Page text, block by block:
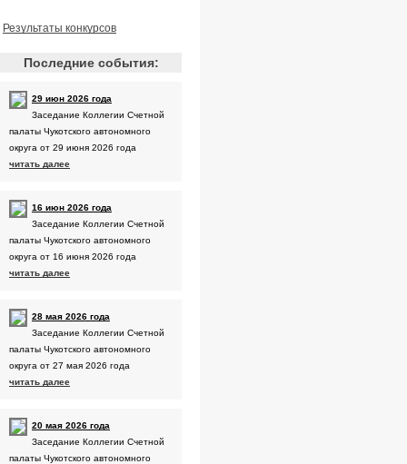
Результаты конкурсов
Последние события:
29 июн 2026 года
Заседание Коллегии Счетной
палаты Чукотского автономного
округа от 29 июня 2026 года
читать далее
16 июн 2026 года
Заседание Коллегии Счетной
палаты Чукотского автономного
округа от 16 июня 2026 года
читать далее
28 мая 2026 года
Заседание Коллегии Счетной
палаты Чукотского автономного
округа от 27 мая 2026 года
читать далее
20 мая 2026 года
Заседание Коллегии Счетной
палаты Чукотского автономного